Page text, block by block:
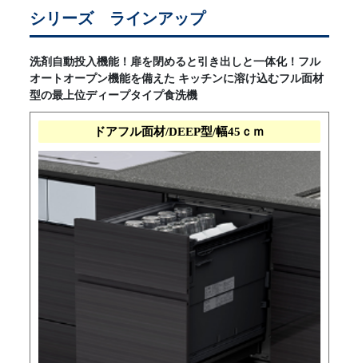
シリーズ ラインアップ
洗剤自動投入機能！扉を閉めると引き出しと一体化！フル
オートオープン機能を備えた キッチンに溶け込むフル面材
型の最上位ディープタイプ食洗機
ドアフル面材/DEEP型/幅45ｃｍ